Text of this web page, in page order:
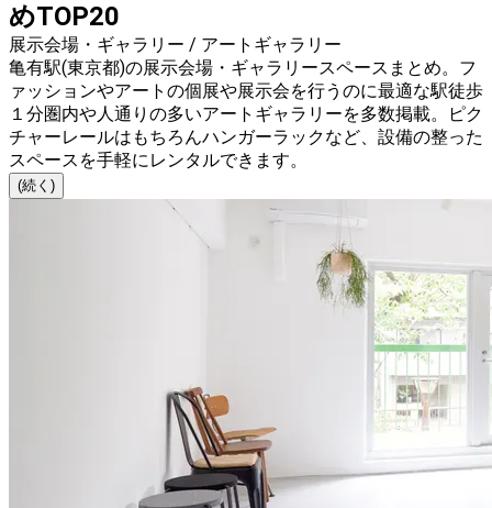
めTOP20
展示会場・ギャラリー / アートギャラリー
亀有駅(東京都)の展示会場・ギャラリースペースまとめ。フ
ァッションやアートの個展や展示会を行うのに最適な駅徒歩
１分圏内や人通りの多いアートギャラリーを多数掲載。ピク
チャーレールはもちろんハンガーラックなど、設備の整った
スペースを手軽にレンタルできます。
(続く)